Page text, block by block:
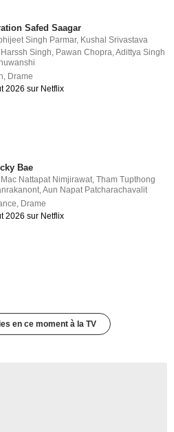
Safed Saagar
Singh Parmar, Kushal Srivastava
Harssh Singh, Pawan Chopra,Adittya Singh
, Drame
2026 sur Netflix
Bae
Mac Nattapat Nimjirawat,Tham Tupthong
,Aun Napat Patcharachavalit
, Drame
2026 sur Netflix
en ce moment à la TV